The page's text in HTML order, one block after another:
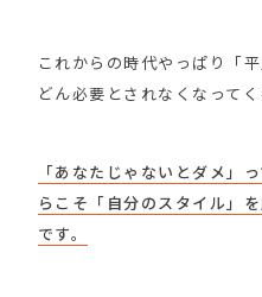
これからの時代やっぱり「
どん必要とされなくなってく
「あなたじゃないとダメ」
らこそ「自分のスタイル」
です。